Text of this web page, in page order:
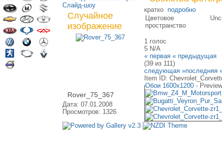
Слайд-шоу
Случайное
изображение
Rover_75_367
Дата: 07.01.2008
Просмотров: 1326
кратко подробно
Цветовое
пространство
1 голос
5 N/A
« первая « предыдущая
(39 из 111)
следующая »последняя
Item ID:
Обои 1600х1200 - Preview